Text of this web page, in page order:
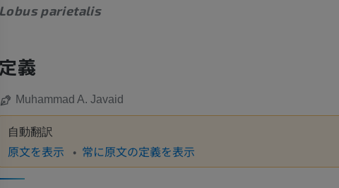
Lobus parietalis
定義
Muhammad A. Javaid
自動翻訳
原文を表示 常に原文の定義を表示